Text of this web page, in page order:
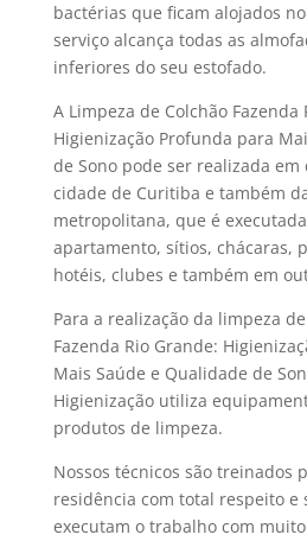
bactérias que ficam alojados
serviço alcança todas as
inferiores do seu estofado.
A Limpeza de Colchão Fazenda
Higienização Profunda para
de Sono pode ser realizada
cidade de Curitiba e também
metropolitana, que é
apartamento, sítios, chácaras,
hotéis, clubes e também em
Para a realização da limpeza
Fazenda Rio Grande:
Mais Saúde e Qualidade de
Higienização utiliza
produtos de limpeza.
Nossos técnicos são treinados
residência com total respeito e
executam o trabalho com